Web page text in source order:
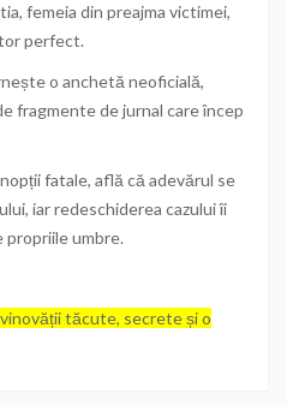
femeia din preajma victimei,
perfect.
o anchetă neoficială,
fragmente de jurnal care încep
fatale, află că adevărul se
iar redeschiderea cazului îi
umbre.
tăcute, secrete și o